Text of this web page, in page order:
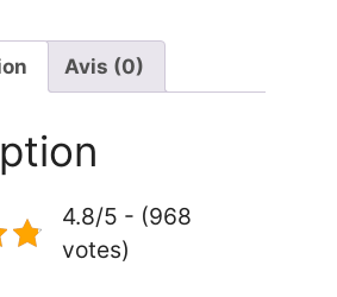
Avis (0)
4.8/5 - (968
votes)